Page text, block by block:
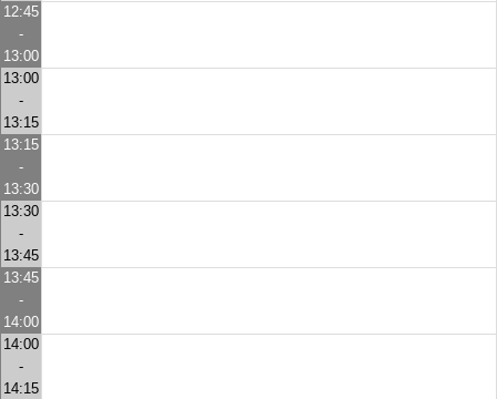
12:45
-
13:00
13:00
-
13:15
13:15
-
13:30
13:30
-
13:45
13:45
-
14:00
14:00
-
14:15